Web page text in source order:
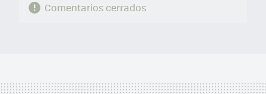
Comentarios cerrados